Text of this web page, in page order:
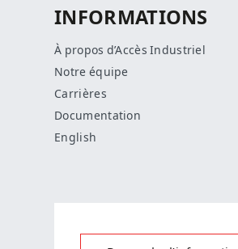
INFORMATIONS
À propos d’Accès Industriel
Notre équipe
Carrières
Documentation
English